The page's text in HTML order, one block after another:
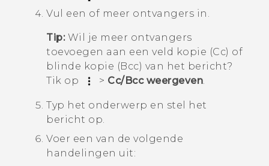
Vul een of meer ontvangers in.
Tip:Wil je meer ontvangers
toevoegen aan een veld kopie (Cc) of
blinde kopie (Bcc) van het bericht?
Tik op
> Cc/Bcc weergeven.
Typ het onderwerp en stel het
bericht op.
Voer een van de volgende
handelingen uit: